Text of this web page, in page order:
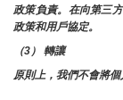
政策負責。在向第三
政策和用戶協定。
（3） 轉讓
原則上，我們不會將